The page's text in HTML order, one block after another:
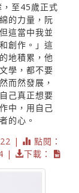
至45歲正式
的力量，阮
這當中我並
創作。」這
地積累，他
學，都不要
而然發展，
己真正想要
中，用自己
的心。
|
點閱：
|
下載：